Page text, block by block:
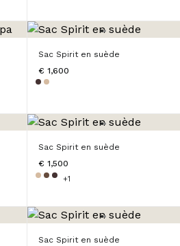
Sac Spirit en suède
€ 1,600
Sac Spirit en suède
€ 1,500
+1
Sac Spirit en suède